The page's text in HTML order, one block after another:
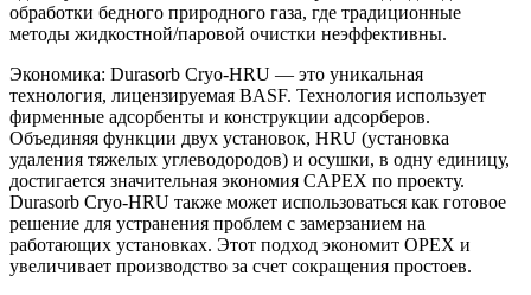
обработки бедного природного газа, где традиционные
методы жидкостной/паровой очистки неэффективны.
Экономика: Durasorb Cryo-HRU — это уникальная
технология, лицензируемая BASF. Технология использует
фирменные адсорбенты и конструкции адсорберов.
Объединяя функции двух установок, HRU (установка
удаления тяжелых углеводородов) и осушки, в одну единицу,
достигается значительная экономия CAPEX по проекту.
Durasorb Cryo-HRU также может использоваться как готовое
решение для устранения проблем с замерзанием на
работающих установках. Этот подход экономит OPEX и
увеличивает производство за счет сокращения простоев.